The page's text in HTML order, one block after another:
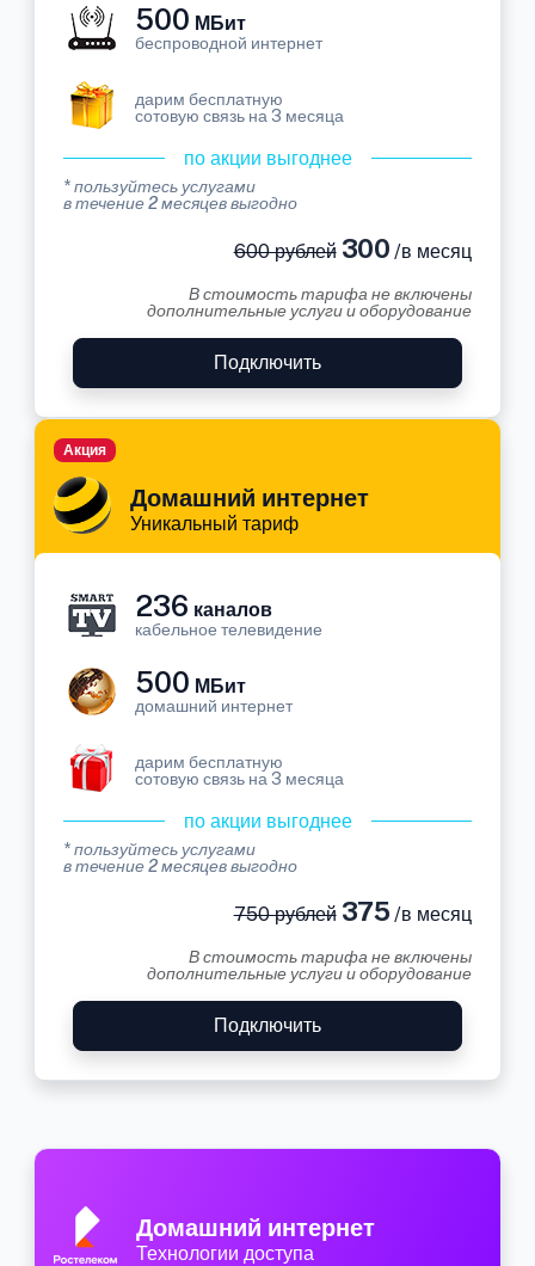
500 МБит
беспроводной интернет
дарим бесплатную
сотовую связь на 3 месяца
по акции выгоднее
* пользуйтесь услугами
в течение 2 месяцев выгодно
600 рублей300 /в месяц
В стоимость тарифа не включены
дополнительные услуги и оборудование
Подключить
Домашний интернет
Уникальный тариф
Акция
236 каналов
кабельное телевидение
500 МБит
домашний интернет
дарим бесплатную
сотовую связь на 3 месяца
по акции выгоднее
* пользуйтесь услугами
в течение 2 месяцев выгодно
750 рублей375 /в месяц
В стоимость тарифа не включены
дополнительные услуги и оборудование
Подключить
Домашний интернет
Технологии доступа